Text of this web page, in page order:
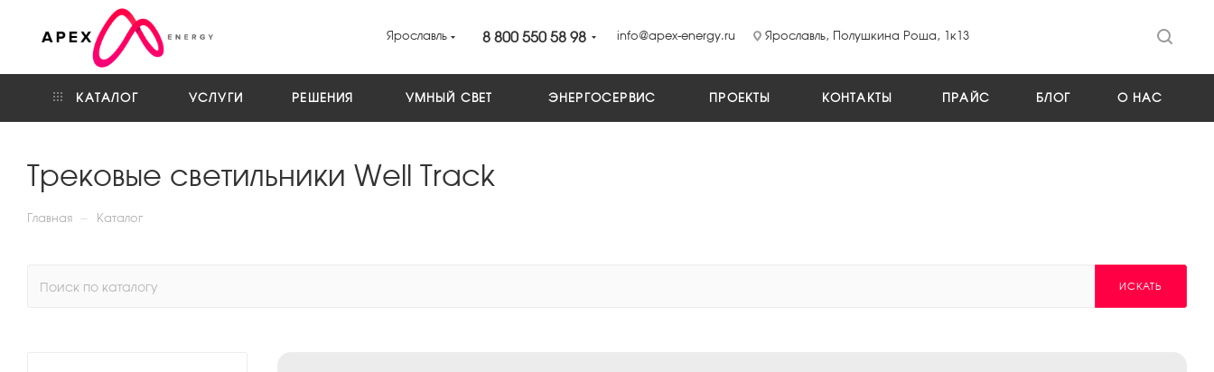
Ярославль 8 800 550 58 98 info@apex-energy.ru Ярославль, Полушкина Роща, 1к13
КАТАЛОГ УСЛУГИ РЕШЕНИЯ УМНЫЙ СВЕТ ЭНЕРГОСЕРВИС ПРОЕКТЫ КОНТАКТЫ ПРАЙС БЛОГ О НАС
Трековые светильники Well Track
Главная — Каталог
ИСКАТЬ